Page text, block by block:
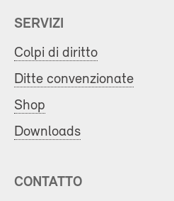
SERVIZI
Colpi di diritto
Ditte convenzionate
Shop
Downloads
CONTATTO